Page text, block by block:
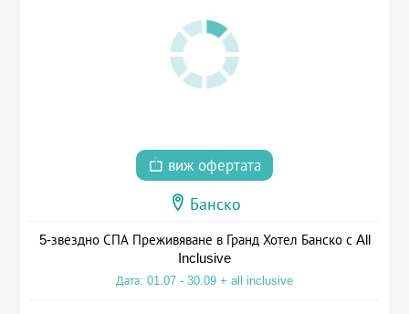
виж офертата
Банско
5-звездно СПА Преживяване в Гранд Хотел Банско с All
Inclusive
Дата: 01.07 - 30.09 + all inclusive